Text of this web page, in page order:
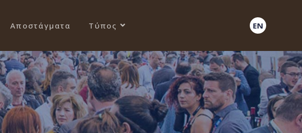
Αποστάγματα Τύπος EN